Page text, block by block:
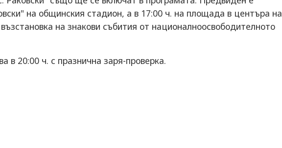
на общинския стадион, а в 17:00 ч. на площада в центъра на
на знакови събития от националноосвободителното
в 20:00 ч. с празнична заря-проверка.